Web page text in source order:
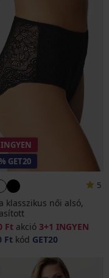
GET20
5
klasszikus női alsó,
Ft akció 3+1 INGYEN
Ft kód GET20